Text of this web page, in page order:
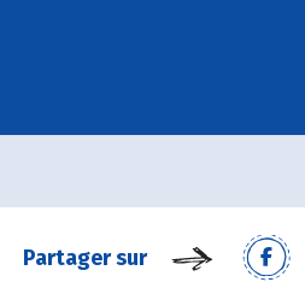
Partager sur